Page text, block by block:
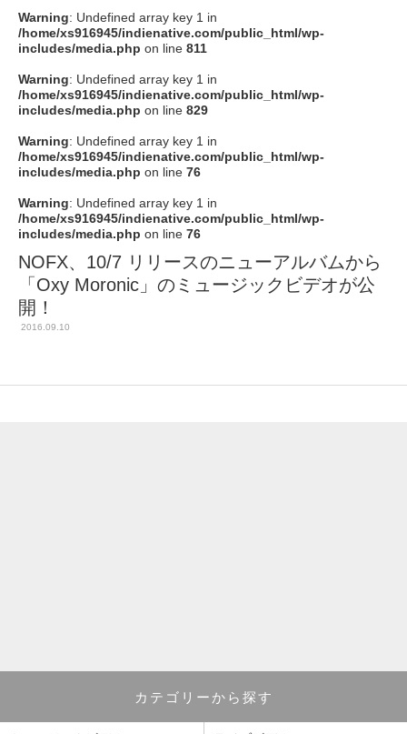
Tumblr
Soundcloud
to indienative
Warning: Undefined array key 1 in
/home/xs916945/indienative.com/public_html/wp-
includes/media.php on line 811
Warning: Undefined array key 1 in
/home/xs916945/indienative.com/public_html/wp-
includes/media.php on line 829
Warning: Undefined array key 1 in
/home/xs916945/indienative.com/public_html/wp-
includes/media.php on line 76
Warning: Undefined array key 1 in
/home/xs916945/indienative.com/public_html/wp-
includes/media.php on line 76
NOFX、10/7 リリースのニューアルバムから
「Oxy Moronic」のミュージックビデオが公
開！
2016.09.10
カテゴリーから探す